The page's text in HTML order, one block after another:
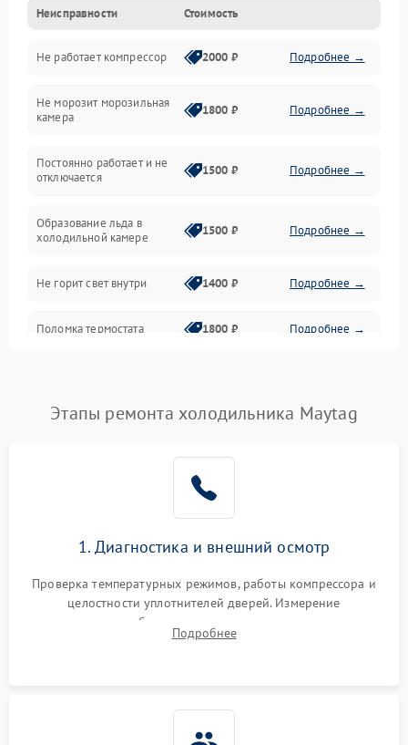
Механика
Электропитание
Дренаж
Неисправности Стоимость
Не работает компрессор 2000 ₽ Подробнее →
Не морозит морозильная
камера
1800 ₽ Подробнее →
Постоянно работает и не
отключается
1500 ₽ Подробнее →
Образование льда в
холодильной камере
1500 ₽ Подробнее →
Не горит свет внутри 1400 ₽ Подробнее →
Поломка термостата 1800 ₽ Подробнее →
Поломка системы No Frost 2600 ₽ Подробнее →
работе
2000 ₽ Подробнее →
1000 ₽
1800 ₽
Этапы ремонта холодильника Maytag
1. Диагностика и внешний осмотр
Проверка температурных режимов, работы компрессора и
целостности уплотнителей дверей. Измерение
сопротивления обмоток мотора, проверка термостата и
считывание кодов ошибок с электронного дисплея.
Подробнее